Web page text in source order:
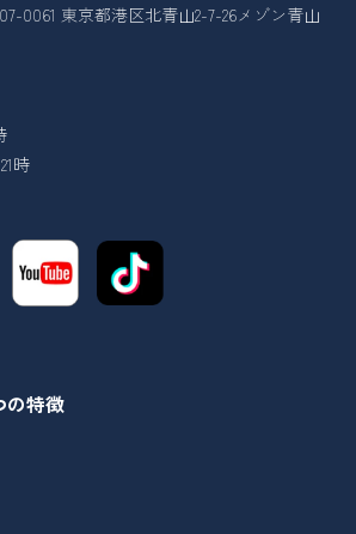
0061 東京都港区北青山2-7-26メゾン青山
時
の特徴